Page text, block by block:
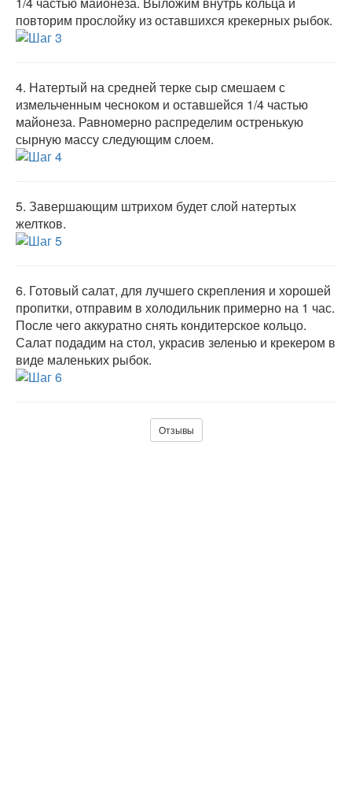
повторим прослойку из оставшихся крекерных рыбок.
4. Натертый на средней терке сыр смешаем с
измельченным чесноком и оставшейся 1/4 частью
майонеза. Равномерно распределим остренькую
сырную массу следующим слоем.
5. Завершающим штрихом будет слой натертых
желтков.
6. Готовый салат, для лучшего скрепления и хорошей
пропитки, отправим в холодильник примерно на 1 час.
После чего аккуратно снять кондитерское кольцо.
Салат подадим на стол, украсив зеленью и крекером в
виде маленьких рыбок.
Отзывы